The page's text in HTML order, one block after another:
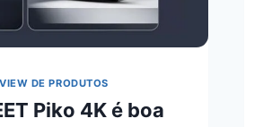
DE PRODUTOS
Piko 4K é boa